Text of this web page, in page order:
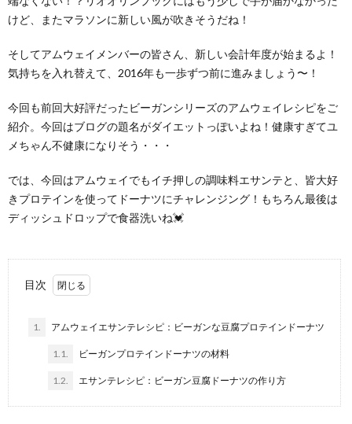
けど、またマラソンに新しい風が吹きそうだね！
そしてアムウェイメンバーの皆さん、新しい会計年度が始まるよ！
気持ちを入れ替えて、2016年も一歩ずつ前に進みましょう〜！
今回も前回大好評だったビーガンシリーズのアムウェイレシピをご
紹介。今回はブログの題名がダイエットっぽいよね！健康すぎてユ
メちゃん不健康になりそう・・・
では、今回はアムウェイでもイチ押しの調味料エサンテと、皆大好
きプロテインを使ってドーナツにチャレンジング！もちろん最後は
ディッシュドロップで食器洗いね💓
目次
1. アムウェイエサンテレシピ：ビーガンな豆腐プロテインドーナツ
1.1. ビーガンプロテインドーナツの材料
1.2. エサンテレシピ：ビーガン豆腐ドーナツの作り方